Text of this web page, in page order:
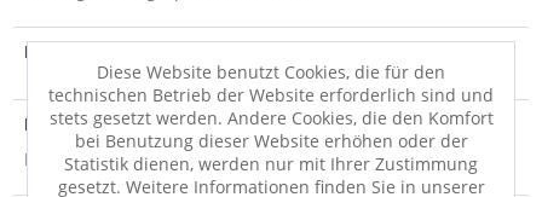
Produktvideo
Produktsicherheit
Produktsicherheit
Diese Website benutzt Cookies, die für den
technischen Betrieb der Website erforderlich sind und
stets gesetzt werden. Andere Cookies, die den Komfort
bei Benutzung dieser Website erhöhen oder der
Statistik dienen, werden nur mit Ihrer Zustimmung
gesetzt. Weitere Informationen finden Sie in unserer